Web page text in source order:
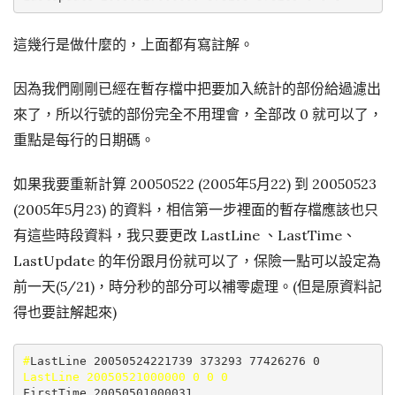
這幾行是做什麼的，上面都有寫註解。
因為我們剛剛已經在暫存檔中把要加入統計的部份給過濾出
來了，所以行號的部份完全不用理會，全部改 0 就可以了，
重點是每行的日期碼。
如果我要重新計算 20050522 (2005年5月22) 到 20050523
(2005年5月23) 的資料，相信第一步裡面的暫存檔應該也只
有這些時段資料，我只要更改 LastLine 、LastTime、
LastUpdate 的年份跟月份就可以了，保險一點可以設定為
前一天(5/21)，時分秒的部分可以補零處理。(但是原資料記
得也要註解起來)
#
LastLine 20050521000000 0 0 0